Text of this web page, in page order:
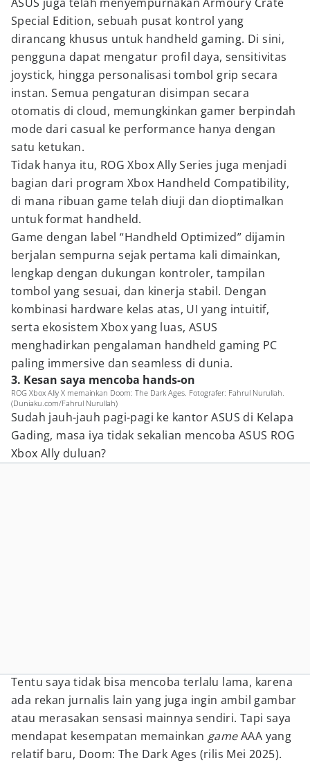
Special Edition, sebuah pusat kontrol yang
dirancang khusus untuk handheld gaming. Di sini,
pengguna dapat mengatur profil daya, sensitivitas
joystick, hingga personalisasi tombol grip secara
instan. Semua pengaturan disimpan secara
otomatis di cloud, memungkinkan gamer berpindah
mode dari casual ke performance hanya dengan
satu ketukan.
Tidak hanya itu, ROG Xbox Ally Series juga menjadi
bagian dari program Xbox Handheld Compatibility,
di mana ribuan game telah diuji dan dioptimalkan
untuk format handheld.
Game dengan label “Handheld Optimized” dijamin
berjalan sempurna sejak pertama kali dimainkan,
lengkap dengan dukungan kontroler, tampilan
tombol yang sesuai, dan kinerja stabil. Dengan
kombinasi hardware kelas atas, UI yang intuitif,
serta ekosistem Xbox yang luas, ASUS
menghadirkan pengalaman handheld gaming PC
paling immersive dan seamless di dunia.
3. Kesan saya mencoba hands-on
ROG Xbox Ally X memainkan Doom: The Dark Ages. Fotografer: Fahrul Nurullah.
(Duniaku.com/Fahrul Nurullah)
Sudah jauh-jauh pagi-pagi ke kantor ASUS di Kelapa
Gading, masa iya tidak sekalian mencoba ASUS ROG
Xbox Ally duluan?
Tentu saya tidak bisa mencoba terlalu lama, karena
ada rekan jurnalis lain yang juga ingin ambil gambar
atau merasakan sensasi mainnya sendiri. Tapi saya
mendapat kesempatan memainkan gameAAA yang
relatif baru, Doom: The Dark Ages (rilis Mei 2025).